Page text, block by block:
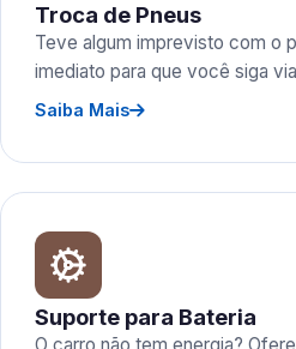
Troca de Pneus
Teve algum imprevisto com o
imediato para que você siga
Saiba Mais
Suporte para Bateria